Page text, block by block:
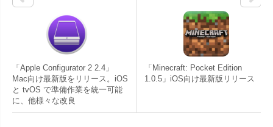
「Apple Configurator 2 2.4」
Mac向け最新版をリリース。iOS
と tvOS で準備作業を統一可能
に、他様々な改良
「Minecraft: Pocket Edition
1.0.5」iOS向け最新版リリース